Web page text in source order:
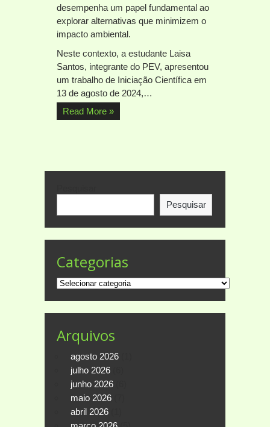
desempenha um papel fundamental ao
explorar alternativas que minimizem o
impacto ambiental.
Neste contexto, a estudante Laisa
Santos, integrante do PEV, apresentou
um trabalho de Iniciação Científica em
13 de agosto de 2024,…
Read More »
Pesquisar
Categorias
Categorias
Arquivos
agosto 2026
julho 2026
junho 2026
maio 2026
abril 2026